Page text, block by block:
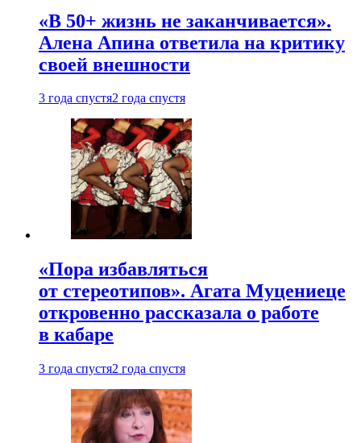
«В 50+ жизнь не заканчивается».
Алена Апина ответила на критику
своей внешности
3 года спустя2 года спустя
«Пора избавляться
от стереотипов». Агата Муцениеце
откровенно рассказала о работе
в кабаре
3 года спустя2 года спустя